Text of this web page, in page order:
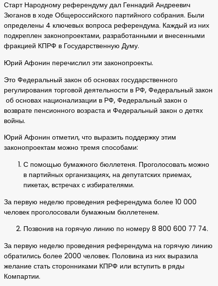
Старт Народному референдуму дал Геннадий Андреевич
Зюганов в ходе Общероссийского партийного собрания. Были
определены 4 ключевых вопроса референдума. Каждый из них
подкреплен законопроектами, разработанными и внесенными
фракцией КПРФ в Государственную Думу.
Юрий Афонин перечислил эти законопроекты.
Это Федеральный закон об основах государственного
регулирования торговой деятельности в РФ, Федеральный закон
об основах национализации в РФ, Федеральный закон о
возврате пенсионного возраста и Федеральный закон о детях
войны.
Юрий Афонин отметил, что выразить поддержку этим
законопроектам можно тремя способами:
С помощью бумажного бюллетеня. Проголосовать можно
в партийных организациях, на депутатских приемах,
пикетах, встречах с избирателями.
За первую неделю проведения референдума более 10 000
человек проголосовали бумажным бюллетенем.
Позвонив на горячую линию по номеру 8 800 600 77 74.
За первую неделю проведения референдума на горячую линию
обратились более 2000 человек. Половина из них выразила
желание стать сторонниками КПРФ или вступить в ряды
Компартии.